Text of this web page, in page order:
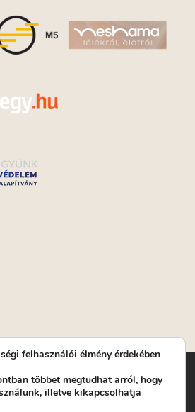
Nonprofit Kft. | Működési
1089 Budapest, Kálvária tér 6. |
Kálvária tér 14. | Titkárság:
felhasználói élmény érdekében
többet megtudhat arról, hogy
illetve kikapcsolhatja